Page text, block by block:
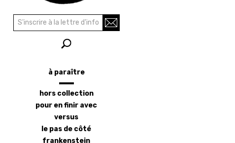
Rechercher
latéral
à paraître
hors collection
pour en finir avec
versus
le pas de côté
frankenstein